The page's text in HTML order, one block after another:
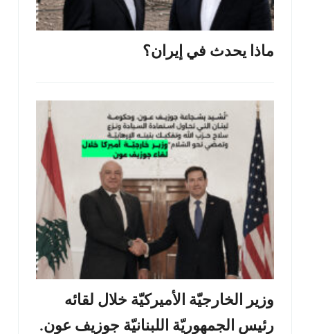
ماذا يحدث في إيران؟
وزير الخارجيّة الأميركيّة خلال لقائه
رئيس الجمهوريّة اللبنانيّة جوزيف عون.